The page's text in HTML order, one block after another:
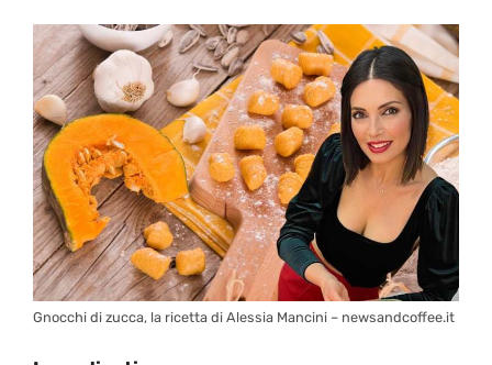
Gnocchi di zucca, la ricetta di Alessia Mancini – newsandcoffee.it